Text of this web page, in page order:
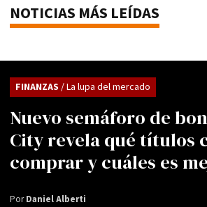
NOTICIAS MÁS LEÍDAS
Nuevo semáforo de
City revela qué títulos
comprar y cuáles es
FINANZAS / La lupa del mercado
PorDaniel Alberti